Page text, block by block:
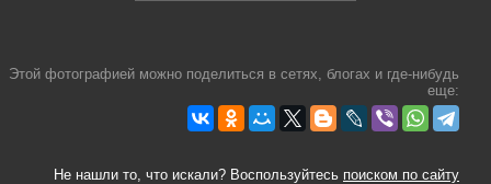
Этой фотографией можно поделиться в сетях, блогах и где-нибудь
еще:
Не нашли то, что искали? Воспользуйтесь поиском по сайту